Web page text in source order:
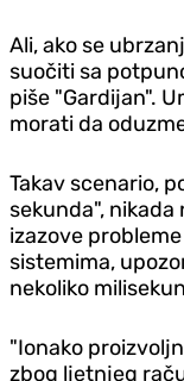
Ali, ako se
suočiti sa
piše "Gardijan".
morati da
Takav scenario,
sekunda",
izazove
sistemima,
nekoliko
"Ionako
zbog ljetnjeg